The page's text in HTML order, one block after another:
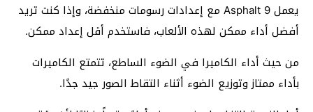
يعمل Asphalt 9 مع إعدادات رسومات منخفضة، وإذا كنت تريد
أفضل أداء ممكن لهذه الألعاب، فاستخدم أقل إعداد ممكن.
من حيث أداء الكاميرا في الضوء الساطع، تتمتع الكاميرات
بأداء ممتاز وتوزيع الضوء أثناء التقاط الصور جيد جدًا.